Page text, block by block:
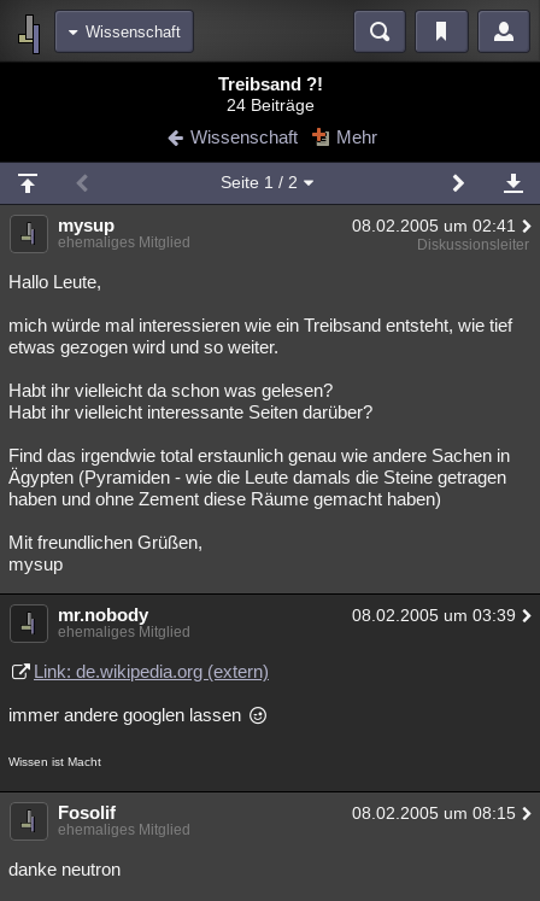
Wissenschaft
Blogs
Chat Wiki Neuigkeiten
meine Rubriken
Menschen Mystery Kriminalfälle
Spiritualität
Natur Umfragen Unterhaltung
weitere Rubriken
Philosophie Träume Orte Esoterik
Astronomie Helpdesk Gruppen Gaming Filme
Musik Clash Verbesserungen Allmystery English
Besucht
Lesenswert Schlüsselwörter
Treibsand ?!
24 Beiträge
Wissenschaft Mehr
Seite 1 / 2
mysup 08.02.2005 um 02:41
ehemaliges Mitglied Diskussionsleiter
Hallo Leute,
mich würde mal interessieren wie ein Treibsand entsteht, wie tief
etwas gezogen wird und so weiter.
Habt ihr vielleicht da schon was gelesen?
Habt ihr vielleicht interessante Seiten darüber?
Find das irgendwie total erstaunlich genau wie andere Sachen in
Ägypten (Pyramiden - wie die Leute damals die Steine getragen
haben und ohne Zement diese Räume gemacht haben)
Mit freundlichen Grüßen,
mysup
mr.nobody 08.02.2005 um 03:39
ehemaliges Mitglied
Link: de.wikipedia.org (extern)
immer andere googlen lassen
Wissen ist Macht
Fosolif 08.02.2005 um 08:15
ehemaliges Mitglied
danke neutron